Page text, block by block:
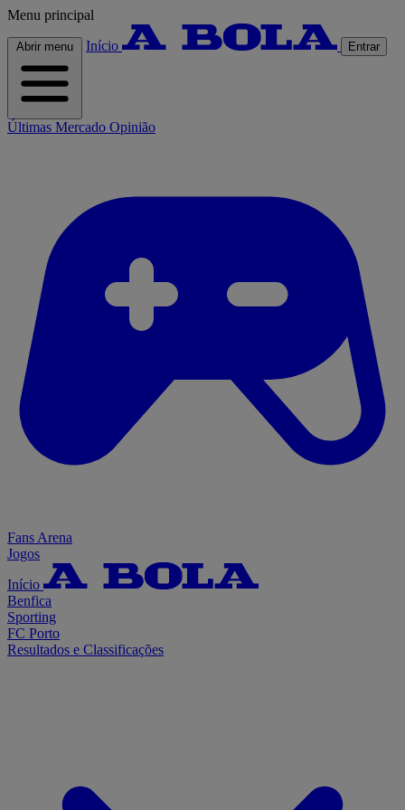
Menu principal
Abrir menu Início Entrar
Últimas Mercado Opinião
Fans Arena
Jogos
Início
Benfica
Sporting
FC Porto
Resultados e Classificações